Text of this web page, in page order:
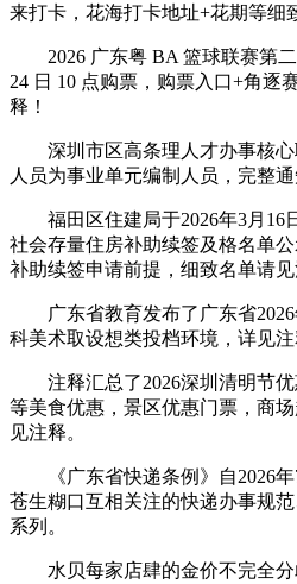
来打卡，花海打卡地址+花期等细
2026 广东粤 BA 篮球联赛第二
24 日 10 点购票，购票入口+角逐
释！
深圳市区高条理人才办事核心
人员为事业单元编制人员，完整通
福田区住建局于2026年3月16
社会存量住房补助续签及格名单
补助续签申请前提，细致名单请见
广东省教育发布了广东省2026
科美术取设想类投档环境，详见注
注释汇总了2026深圳清明节优
等美食优惠，景区优惠门票，商
见注释。
《广东省快递条例》自2026年
苍生糊口互相关注的快递办事规
系列。
水贝每家店肆的金价不完全分